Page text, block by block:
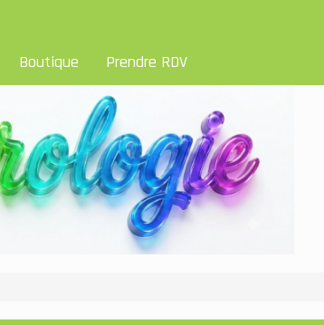
Boutique Prendre RDV